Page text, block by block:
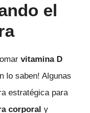
el
vitamina D
lo saben! Algunas
estratégica para
corporal y